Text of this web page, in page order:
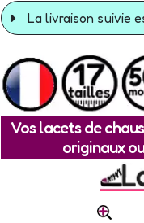
La livraison suivie
Vos lacets de
originaux